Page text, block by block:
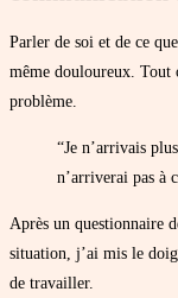
Parler de soi et de ce
même douloureux. Tout
problème.
“Je n’arrivais
n’arriverai pas à
Après un questionnaire
situation, j’ai mis le
de travailler.